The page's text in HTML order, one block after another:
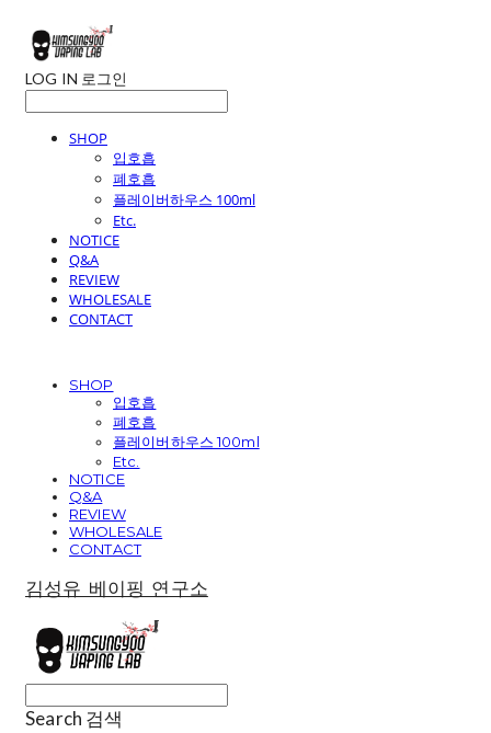
LOG IN 로그인
SHOP
입호흡
폐호흡
플레이버하우스 100ml
Etc.
NOTICE
Q&A
REVIEW
WHOLESALE
CONTACT
SHOP
입호흡
폐호흡
플레이버하우스 100ml
Etc.
NOTICE
Q&A
REVIEW
WHOLESALE
CONTACT
김성유 베이핑 연구소
Search 검색